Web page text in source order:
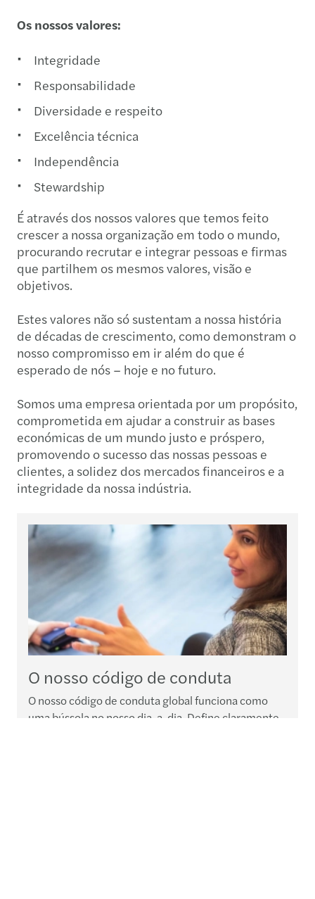
Os nossos valores:
Integridade
Responsabilidade
Diversidade e respeito
Excelência técnica
Independência
Stewardship
É através dos nossos valores que temos feito
crescer a nossa organização em todo o mundo,
procurando recrutar e integrar pessoas e firmas
que partilhem os mesmos valores, visão e
objetivos.
Estes valores não só sustentam a nossa história
de décadas de crescimento, como demonstram o
nosso compromisso em ir além do que é
esperado de nós – hoje e no futuro.
Somos uma empresa orientada por um propósito,
comprometida em ajudar a construir as bases
económicas de um mundo justo e próspero,
promovendo o sucesso das nossas pessoas e
clientes, a solidez dos mercados financeiros e a
integridade da nossa indústria.
O nosso código de conduta
O nosso código de conduta global funciona como
uma bússola no nosso dia-a-dia. Define claramente